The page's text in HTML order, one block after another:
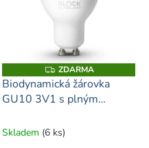
Z
D
A
R
ZDARMA
Biodynamická žárovka
GU10 3V1 s plným
Skladem (6 ks)